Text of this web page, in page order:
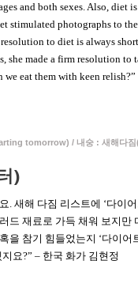
and both sexes. Also, diet
stimulated photographs to
to diet is always
made a firm resolution to
eat them with keen
tomorrow) / 내숭 : 새해다짐
)
새해 다짐 리스트에 ‘다이
드 재료로 가득 채워 보지만
을 참기 힘들었는지 ‘다이어
요?” – 한국 화가 김현정